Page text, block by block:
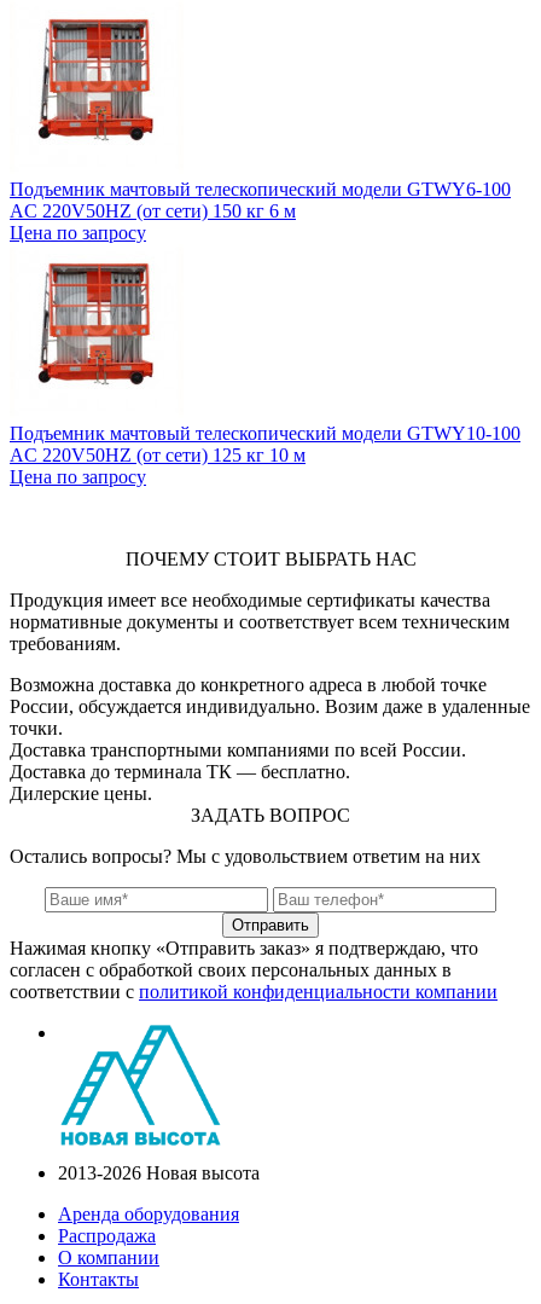
Подъемник мачтовый телескопический модели GTWY6-100
AC 220V50HZ (от сети) 150 кг 6 м
Цена по запросу
Подъемник мачтовый телескопический модели GTWY10-100
AC 220V50HZ (от сети) 125 кг 10 м
Цена по запросу
ПОЧЕМУ СТОИТ ВЫБРАТЬ НАС
Продукция имеет все необходимые сертификаты качества
нормативные документы и соответствует всем техническим
требованиям.
Возможна доставка до конкретного адреса в любой точке
России, обсуждается индивидуально. Возим даже в удаленные
точки.
Доставка транспортными компаниями по всей России.
Доставка до терминала ТК — бесплатно.
Дилерские цены.
ЗАДАТЬ ВОПРОС
Остались вопросы? Мы с удовольствием ответим на них
Отправить
Нажимая кнопку «Отправить заказ» я подтверждаю, что
согласен с обработкой своих персональных данных в
соответствии с политикой конфиденциальности компании
2013-2026 Новая высота
Аренда оборудования
Распродажа
О компании
Контакты